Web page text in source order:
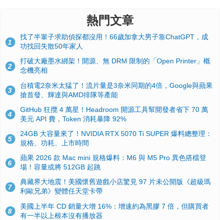
熱門文章
1
找了半輩子求助偵探都沒用！66歲加拿大男子靠ChatGPT，成
功找回失散50年家人
2
打破大廠墨水綁架！開源、無 DRM 限制的「Open Printer」概
念機亮相
3
台積電2奈米太猛了！流片量是3奈米同期的4倍，Google與蘋果
搶首發、輝達與AMD排隊等產能
4
GitHub 狂攬 4 萬星！Headroom 開源工具幫開發者省下 70 萬
美元 API 費，Token 消耗暴降 92%
5
24GB 大容量來了！NVIDIA RTX 5070 Ti SUPER 爆料總整理：
規格、功耗、上市時間
6
蘋果 2026 款 Mac mini 規格爆料：M6 與 M5 Pro 異色搭檔登
場！容量或將 512GB 起跳
7
典藏界大地震！美國懷舊遊戲小店驚見 97 片未公開版《超級瑪
利歐兄弟》變體任天堂卡帶
8
美國上半年 CD 銷量大增 16%：增速約為黑膠 7 倍，但購買者
有一半以上根本沒有播放器